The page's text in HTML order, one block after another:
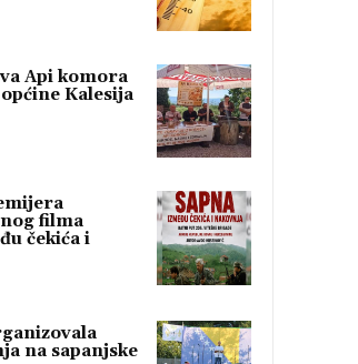
Api komora
Kalesija
filma
čekića i
na sapanjske